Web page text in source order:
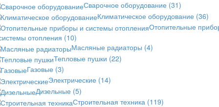
Сварочное оборудование (31)
Климатическое оборудование (36)
Отопительные
отопления (10)
Масляные радиаторы (4)
Тепловые пушки (22)
Газовые (3)
Электрические (14)
Дизельные (5)
Строительная техника (119)